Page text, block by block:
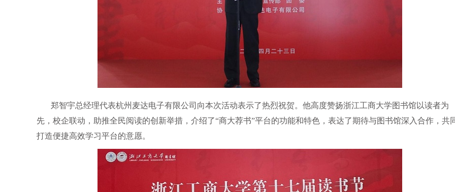
郑智宇总经理代表杭州麦达电子有限公司向本次活动表示了热烈祝贺。他高度赞扬浙江工商大学图书馆以读者为
先，校企联动，助推全民阅读的创新举措，介绍了“商大荐书”平台的功能和特色，表达了期待与图书馆深入合作，共
打造便捷高效学习平台的意愿。